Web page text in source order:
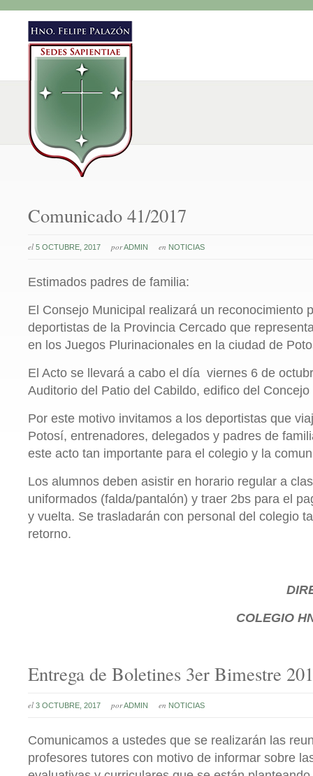
Comunicado 41/2017
el 5 OCTUBRE, 2017 porADMIN en NOTICIAS
Estimados padres de familia:
El Consejo Municipal realizará un reconocimiento
deportistas de la Provincia Cercado que
en los Juegos Plurinacionales en la ciudad de
El Acto se llevará a cabo el día viernes 6 de
Auditorio del Patio del Cabildo, edifico del
Por este motivo invitamos a los deportistas que
Potosí, entrenadores, delegados y padres de
este acto tan importante para el colegio y la
Los alumnos deben asistir en horario regular a
uniformados (falda/pantalón) y traer 2bs para el
y vuelta. Se trasladarán con personal del colegio
retorno.
COLEGIO
Entrega de Boletines 3er Bimestre
el 3 OCTUBRE, 2017 porADMIN en NOTICIAS
Comunicamos a ustedes que se realizarán las
profesores tutores con motivo de informar sobre